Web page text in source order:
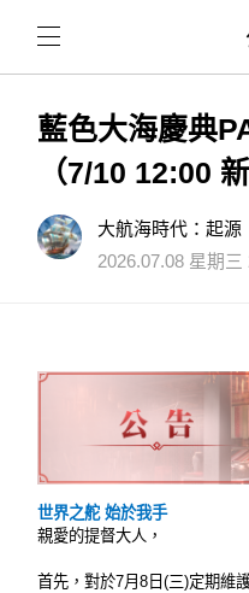
藍色大海慶典
（7/10 12:00
大航海時代：起源
2026.07.08 星期
世界之舵 始於我手
親愛的提督大人，
首先，對於7月8日(三)定期維